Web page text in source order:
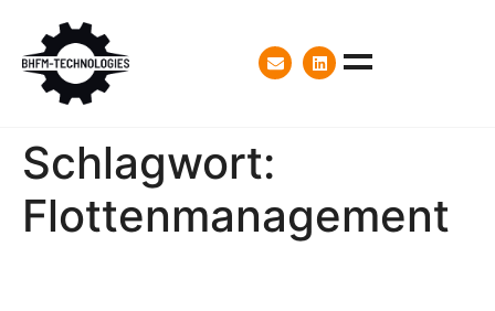
Schlagwort:
Flottenmanagement